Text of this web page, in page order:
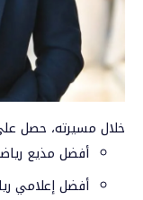
خلال مسيرته، حصل
أفضل مذيع
أفضل إعلامي